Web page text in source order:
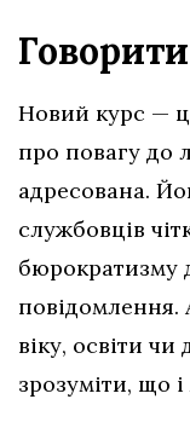
Новий курс —
про повагу до
адресована.
службовців
бюрократизму
віку, освіти
зрозуміти, що